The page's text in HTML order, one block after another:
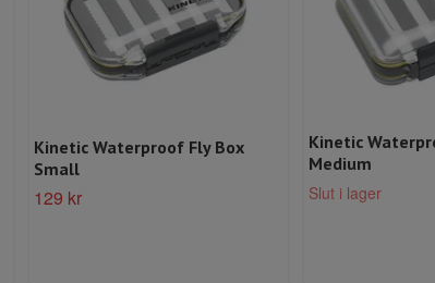
Kinetic Waterproof Fly Box
Small
129 kr
Kinetic
Medium
Slut i lager